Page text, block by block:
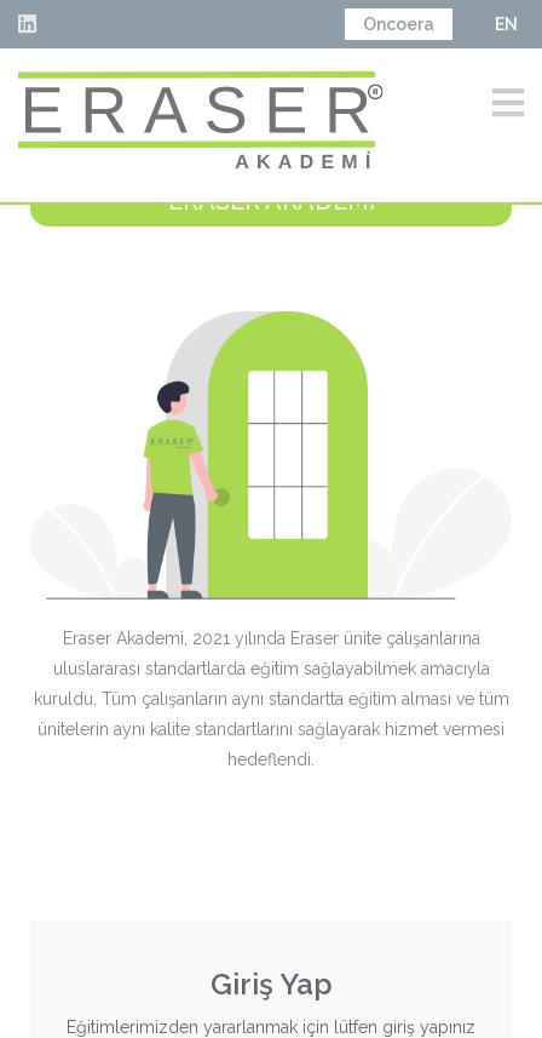
Oncoera EN
ERASER AKADEMİ
Eraser Akademi, 2021 yılında Eraser ünite çalışanlarına
uluslararası standartlarda eğitim sağlayabilmek amacıyla
kuruldu. Tüm çalışanların aynı standartta eğitim alması ve tüm
ünitelerin aynı kalite standartlarını sağlayarak hizmet vermesi
hedeflendi.
Giriş Yap
Eğitimlerimizden yararlanmak için lütfen giriş yapınız